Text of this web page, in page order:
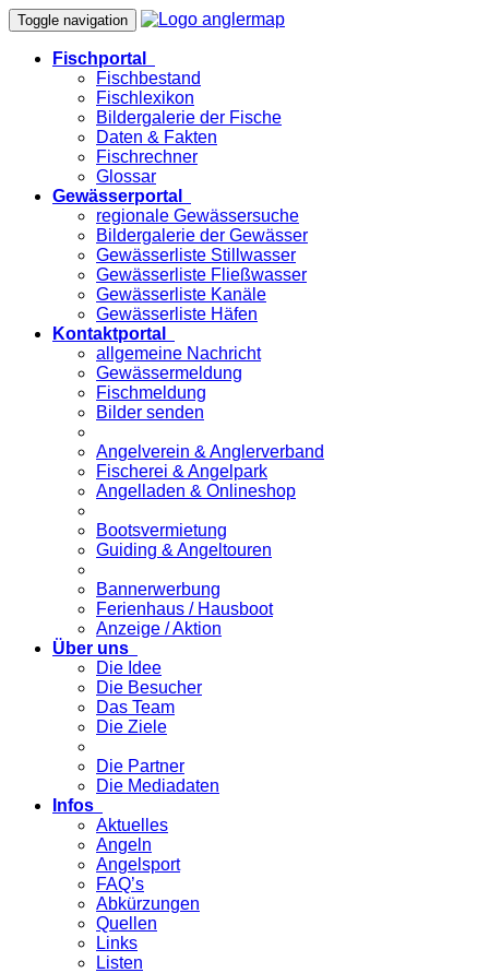
Toggle navigation
Fischportal
Fischbestand
Fischlexikon
Bildergalerie der Fische
Daten & Fakten
Fischrechner
Glossar
Gewässerportal
regionale Gewässersuche
Bildergalerie der Gewässer
Gewässerliste Stillwasser
Gewässerliste Fließwasser
Gewässerliste Kanäle
Gewässerliste Häfen
Kontaktportal
allgemeine Nachricht
Gewässermeldung
Fischmeldung
Bilder senden
Angelverein & Anglerverband
Fischerei & Angelpark
Angelladen & Onlineshop
Bootsvermietung
Guiding & Angeltouren
Bannerwerbung
Ferienhaus / Hausboot
Anzeige / Aktion
Über uns
Die Idee
Die Besucher
Das Team
Die Ziele
Die Partner
Die Mediadaten
Infos
Aktuelles
Angeln
Angelsport
FAQ’s
Abkürzungen
Quellen
Links
Listen